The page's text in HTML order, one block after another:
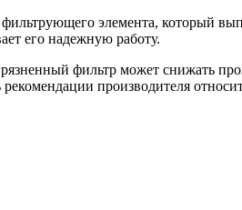
элемента, который
его надежную работу.
фильтр может снижать
производителя